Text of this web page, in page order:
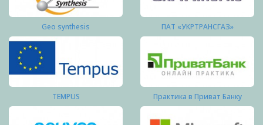
Geo synthesis ПАТ «УКРТРАНСГАЗ»
TEMPUS Практика в Приват Банку